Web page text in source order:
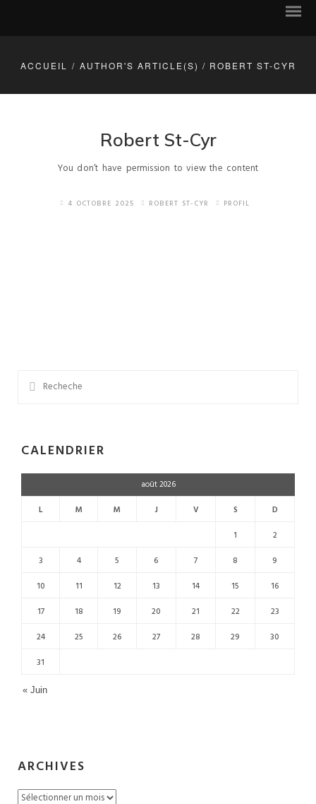
Photos récentes des membres
ACCUEIL / AUTHOR'S ARTICLE(S) / ROBERT ST-CYR
Robert St-Cyr
You don’t have permission to view the content
4 OCTOBRE 2025 ROBERT ST-CYR PROFIL
CALENDRIER
août 2026
L
M M J V S
D
1
2
3
4 5 6 7 8
9
10
11 12 13 14 15
16
17
18 19 20 21 22
23
24
25 26 27 28 29
30
31
« Juin
ARCHIVES
Archives